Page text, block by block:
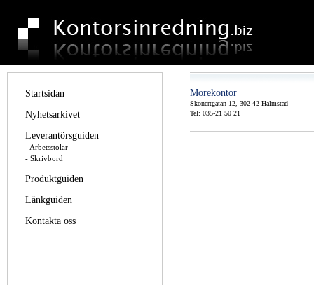
Startsidan
Nyhetsarkivet
Leverantörsguiden
- Arbetsstolar
- Skrivbord
Produktguiden
Länkguiden
Kontakta oss
Morekontor
Skonertgatan 12, 302 42 Halmstad
Tel: 035-21 50 21